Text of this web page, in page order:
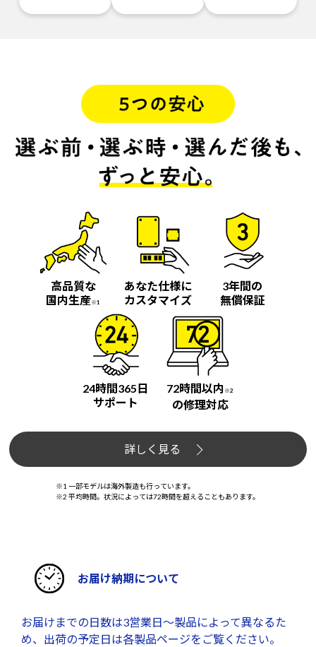
高品質な
国内生産※1
あなた仕様に
カスタマイズ
3年間の
無償保証
24時間365日
サポート
72時間以内 ※2
の修理対応
詳しく見る
※1 一部モデルは海外製造も行っています。
※2 平均時間。状況によっては72時間を超えることもあります。
お届け納期について
お届けまでの日数は3営業日～製品によって異なるた
め、出荷の予定日は各製品ページをご覧ください。